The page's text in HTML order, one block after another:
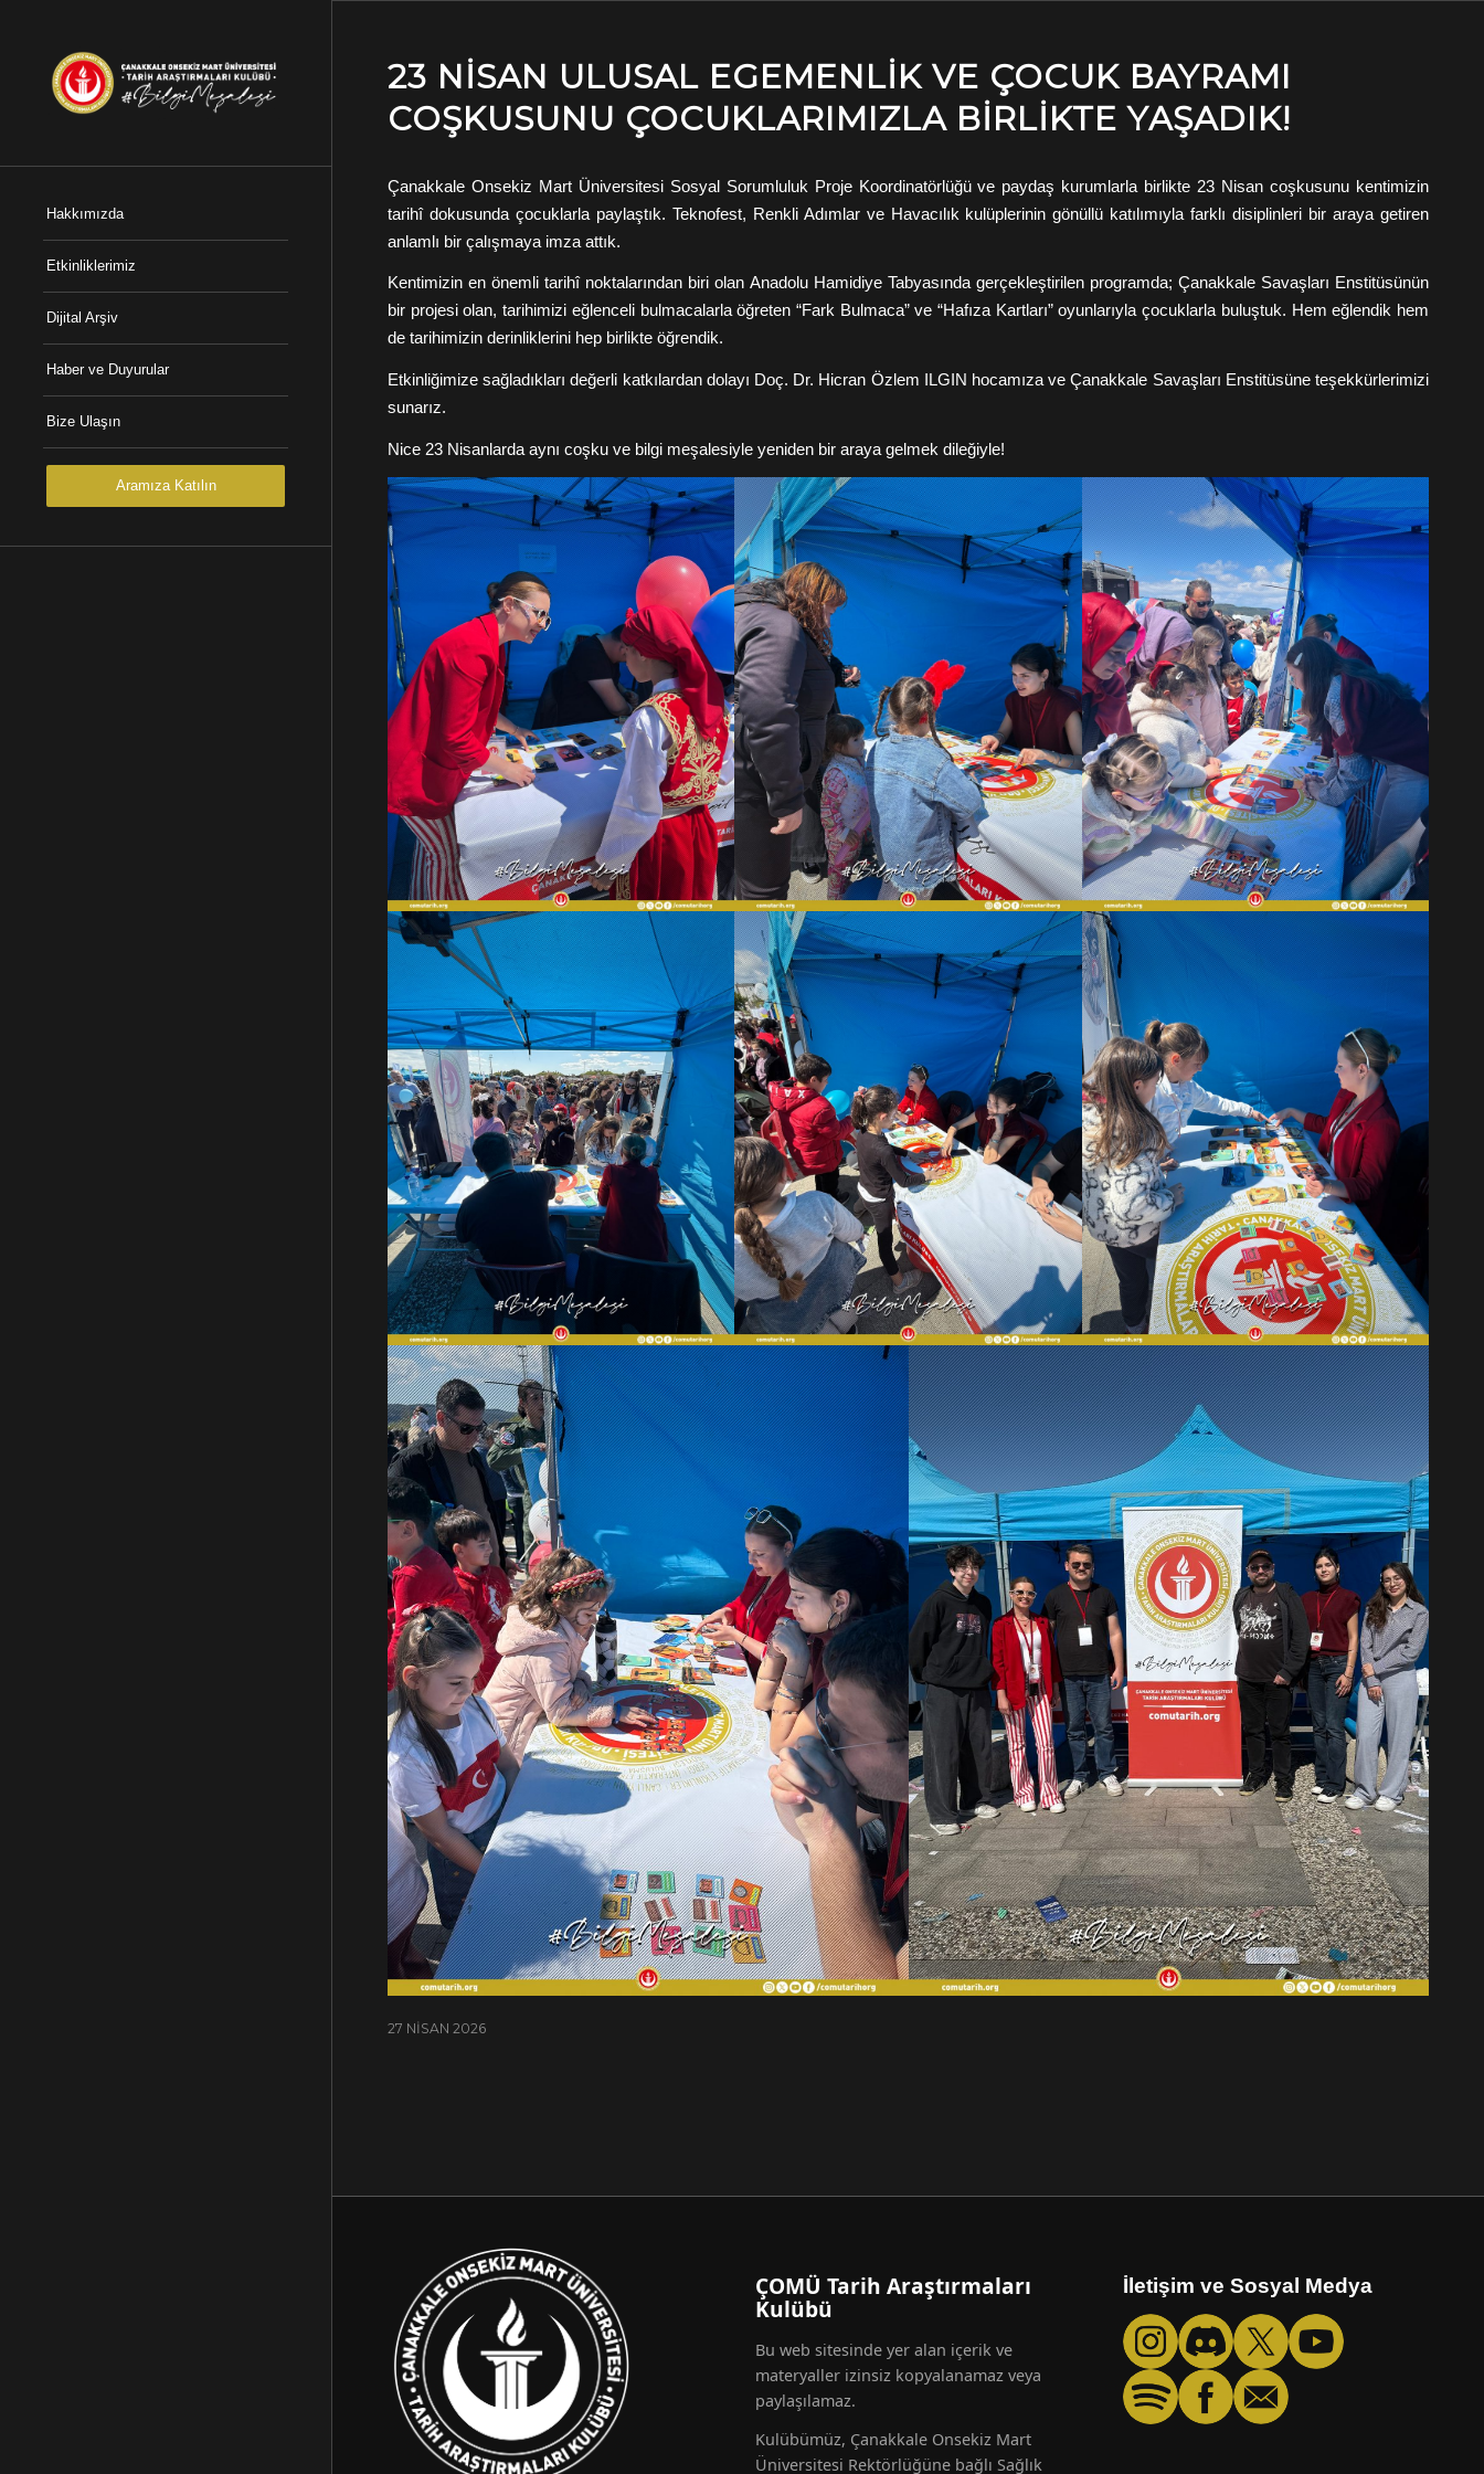
Hakkımızda
Etkinliklerimiz
Dijital Arşiv
Haber ve Duyurular
Bize Ulaşın
Aramıza Katılın
23 NISAN ULUSAL EGEMENLIK VE ÇOCUK BAYRAMI
COŞKUSUNU ÇOCUKLARIMIZLA BIRLIKTE YAŞADIK!
Çanakkale Onsekiz Mart Üniversitesi Sosyal Sorumluluk Proje Koordinatörlüğü ve paydaş kurumlarla birlikte 23 Nisan coşkusunu kentimizin
tarihî dokusunda çocuklarla paylaştık. Teknofest, Renkli Adımlar ve Havacılık kulüplerinin gönüllü katılımıyla farklı disiplinleri bir araya getiren
anlamlı bir çalışmaya imza attık.
Kentimizin en önemli tarihî noktalarından biri olan Anadolu Hamidiye Tabyasında gerçekleştirilen programda; Çanakkale Savaşları Enstitüsünün
bir projesi olan, tarihimizi eğlenceli bulmacalarla öğreten “Fark Bulmaca” ve “Hafıza Kartları” oyunlarıyla çocuklarla buluştuk. Hem eğlendik hem
de tarihimizin derinliklerini hep birlikte öğrendik.
Etkinliğimize sağladıkları değerli katkılardan dolayı Doç. Dr. Hicran Özlem ILGIN hocamıza ve Çanakkale Savaşları Enstitüsüne teşekkürlerimizi
sunarız.
Nice 23 Nisanlarda aynı coşku ve bilgi meşalesiyle yeniden bir araya gelmek dileğiyle!
27 NISAN 2026
ÇOMÜ Tarih Araştırmaları
Kulübü
Bu web sitesinde yer alan içerik ve
materyaller izinsiz kopyalanamaz veya
paylaşılamaz.
Kulübümüz, Çanakkale Onsekiz Mart
Üniversitesi Rektörlüğüne bağlı Sağlık
İletişim ve Sosyal Medya